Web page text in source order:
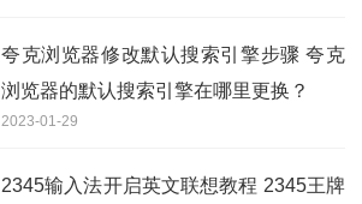
夸克浏览器修改默认搜索引擎步骤 夸克
浏览器的默认搜索引擎在哪里更换？
2023-01-29
2345输入法开启英文联想教程 2345王牌